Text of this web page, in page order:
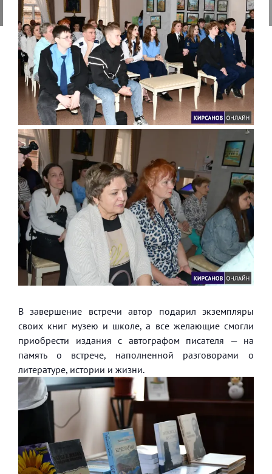
В завершение встречи автор подарил экземпляры
своих книг музею и школе, а все желающие смогли
приобрести издания с автографом писателя — на
память о встрече, наполненной разговорами о
литературе, истории и жизни.